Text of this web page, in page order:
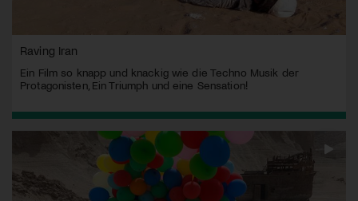
Raving Iran
Ein Film so knapp und knackig wie die Techno Musik der
Protagonisten, Ein Triumph und eine Sensation!